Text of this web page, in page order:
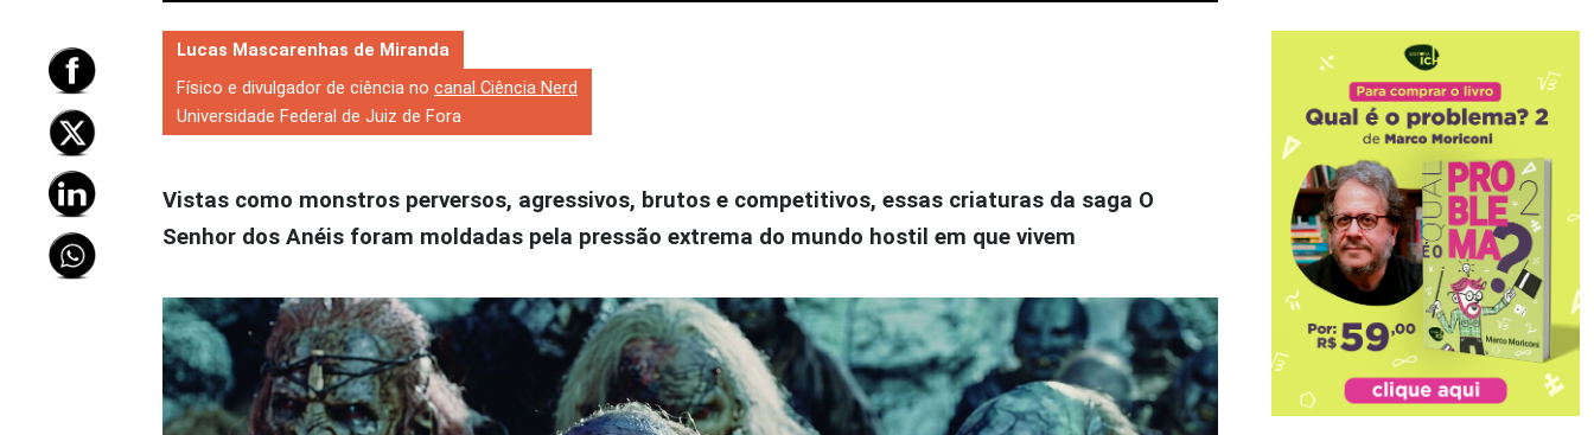
Lucas Mascarenhas de Miranda
Físico e divulgador de ciência no canal Ciência Nerd
Universidade Federal de Juiz de Fora
Vistas como monstros perversos, agressivos, brutos e competitivos, essas criaturas da saga O
Senhor dos Anéis foram moldadas pela pressão extrema do mundo hostil em que vivem